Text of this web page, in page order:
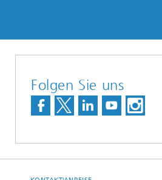
Folgen Sie uns